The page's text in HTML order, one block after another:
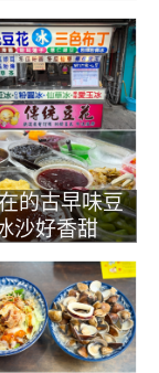
的古早味豆
沙好香甜